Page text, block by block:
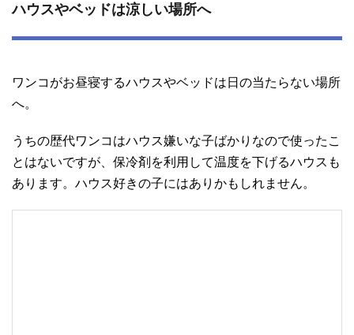
ハウスやベッドは涼しい場所へ
ワンコがお昼寝するハウスやベッドは日の当たらない場所
へ。
うちの歴代ワンコはハウス嫌いな子ばかりなので使ったこ
とはないですが、保冷剤を利用して温度を下げるハウスも
あります。ハウス好きの子にはありかもしれません。